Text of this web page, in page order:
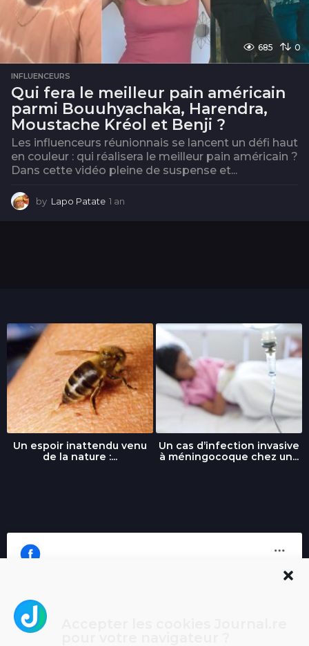
685 0
INFLUENCEURS
Qui fera le meilleur pain américain
parmi Bouuhyachaka, Harendra,
Moustache Kréol et Benji ?
Les influenceurs réunionnais se lancent un défi haut
en couleur : qui réalisera le meilleur pain américain ?
Dans cette vidéo pleine de suspense et...
by Lapo Patate 1 an
Un espoir inattendu venu
de la nature :...
Un cas d’infection invasive
à méningocoque chez un...